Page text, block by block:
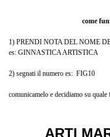
come
1) PRENDI NOTA DEL NOME
es: GINNASTICA ARTISTICA
2) segnati il numero es: FIG10
comunicamelo e decidiamo su
ARTI